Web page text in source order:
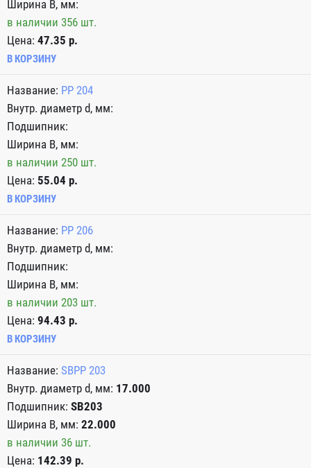
в наличии 356 шт.
Цена: 47.35 р.
В КОРЗИНУ
PP 204
в наличии 250 шт.
Цена: 55.04 р.
В КОРЗИНУ
PP 206
в наличии 203 шт.
Цена: 94.43 р.
В КОРЗИНУ
SBPP 203
17.000
SB203
22.000
в наличии 36 шт.
Цена: 142.39 р.